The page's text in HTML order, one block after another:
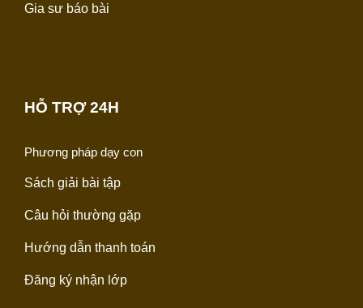
Gia sư báo bài
HỖ TRỢ 24H
Phương pháp dạy con
Sách giải bài tập
Câu hỏi thường gặp
Hướng dẫn thanh toán
Đăng ký nhận lớp